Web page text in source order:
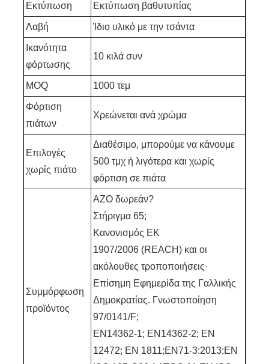
Εκτύπωση Εκτύπωση βαθυτυπίας
Λαβή Ίδιο υλικό με την τσάντα
Ικανότητα
φόρτωσης
10 κιλά συν
MOQ 1000 τεμ
Φόρτιση
πιάτων
Χρεώνεται ανά χρώμα
Επιλογές
χωρίς πιάτο
Διαθέσιμο, μπορούμε να κάνουμε
500 τμχ ή λιγότερα και χωρίς
φόρτιση σε πιάτα
Συμμόρφωση
προϊόντος
AZO δωρεάν?
Στήριγμα 65;
Κανονισμός ΕΚ
1907/2006 (REACH) και οι
ακόλουθες τροποποιήσεις·
Επίσημη Εφημερίδα της Γαλλικής
Δημοκρατίας. Γνωστοποίηση
97/0141/F;
EN14362-1; EN14362-2; EN
12472; EN 1811;EN71-3:2013;EN